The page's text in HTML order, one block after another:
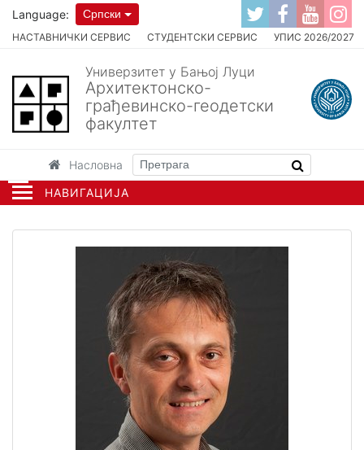
НАВИГАЦИЈА
НАСТАВНИЧКИ СЕРВИС СТУДЕНТСКИ СЕРВИС УПИС 2026/2027
Language: Српски
Универзитет у Бањој Луци
Архитектонско-
грађевинско-геодетски
факултет
Насловна